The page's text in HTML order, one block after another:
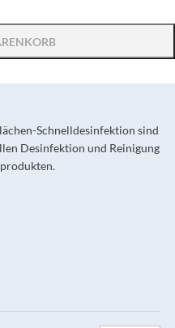
Schnelldesinfektion sind
Desinfektion und Reinigung